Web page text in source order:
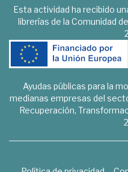
Esta actividad ha recibido
librerías de la Comunidad
Ayudas públicas para la
medianas empresas del
Recuperación,